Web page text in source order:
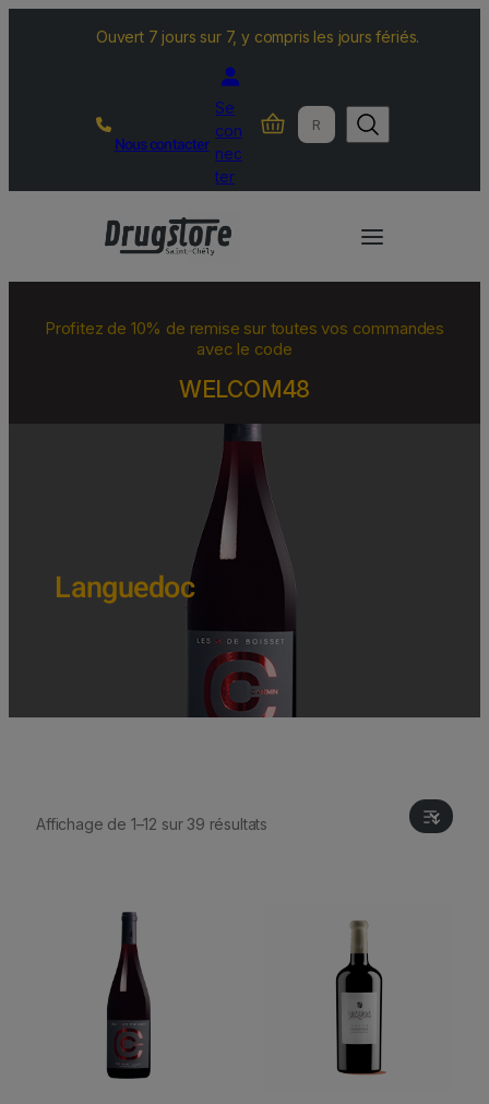
Ouvert 7 jours sur 7, y compris les jours fériés.
Nous contacter
Se
con
nec
ter
R
e
c
e
Profitez de 10% de remise sur toutes vos commandes
avec le code
WELCOM48
Languedoc
Affichage de 1–12 sur 39 résultats